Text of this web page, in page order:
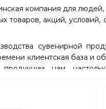
компания для
товаров, акций,
сувенирной
клиентская база и
продукции нам